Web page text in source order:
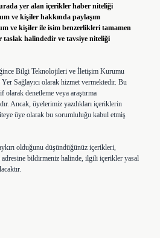
yer alan içerikler haber niteliği
ve kişiler hakkında paylaşım
ve kişiler ile isim benzerlikleri tamamen
halindedir ve tavsiye niteliği
Bilgi Teknolojileri ve İletişim Kurumu
Sağlayıcı olarak hizmet vermektedir. Bu
denetleme veya araştırma
Ancak, üyelerimiz yazdıkları içeriklerin
üye olarak bu sorumluluğu kabul etmiş
olduğunu düşündüğünüz içerikleri,
adresine bildirmeniz halinde, ilgili içerikler yasal